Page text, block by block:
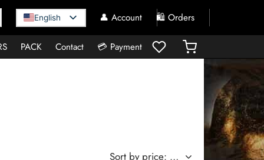
English 👤 Account 🛍️ Orders
PACK Contact 💳 Payment